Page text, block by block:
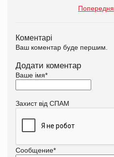
Попередня
Коментарі
Ваш коментар буде першим.
Додати коментар
Ваше імя*
Захист від СПАМ
Сообщение*